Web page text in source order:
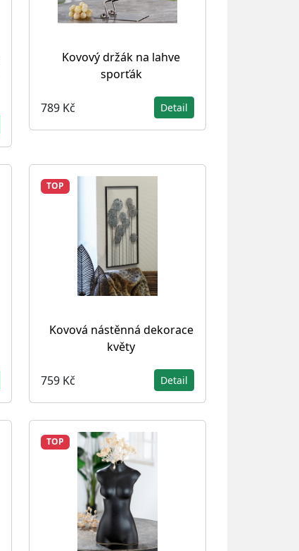
Kovový držák na lahve
sporťák
789 Kč Detail
TOP
Kovová nástěnná dekorace
květy
759 Kč Detail
TOP